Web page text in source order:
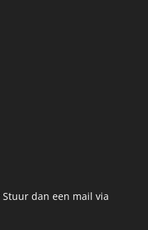
Stuur dan een mail via